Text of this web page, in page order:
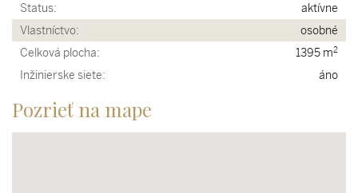
Status:
aktívne
Vlastníctvo:
osobné
Celková plocha:
1395 m2
Inžinierske siete: áno
Pozrieť na mape